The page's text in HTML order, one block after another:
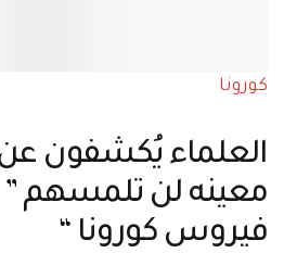
كورونا
العلماء يُكشفون
معينه لن تلمسهم
فيروس كورونا “